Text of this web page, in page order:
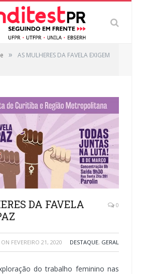
»
AS MULHERES DA FAVELA EXIGEM
DA FAVELA
0
ON FEVEREIRO 21, 2020 DESTAQUE, GERAL
do trabalho feminino nas